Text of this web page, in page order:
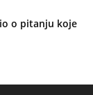
o pitanju koje